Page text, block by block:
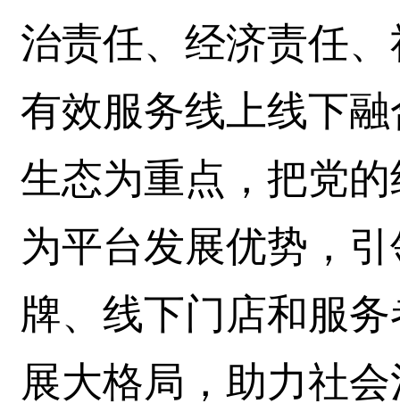
治责任、经济责任
有效服务线上线下
生态为重点，把党
为平台发展优势，
牌、线下门店和服
展大格局，助力社